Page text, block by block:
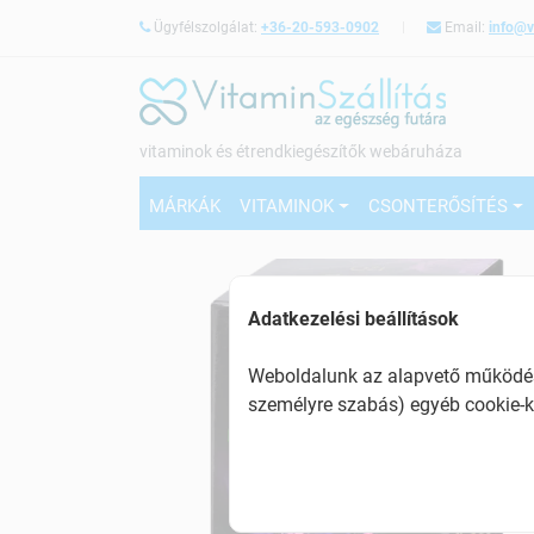
Ügyfélszolgálat: +36-20-593-0902 Email:
vitaminok és étrendkiegészítők webáruháza
MÁRKÁK VITAMINOK CSONTERŐSÍTÉS
Adatkezelési beállítások
Weboldalunk az alapvető
személyre szabás) egyéb